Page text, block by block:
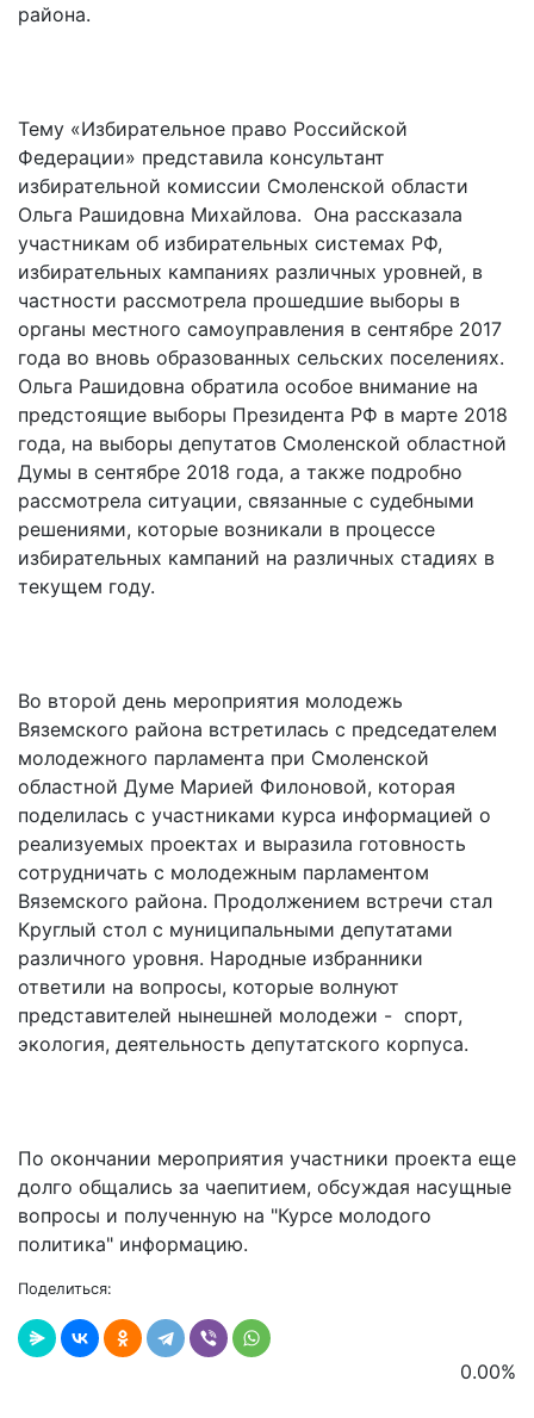
района.
Тему «Избирательное право Российской
Федерации» представила консультант
избирательной комиссии Смоленской области
Ольга Рашидовна Михайлова. Она рассказала
участникам об избирательных системах РФ,
избирательных кампаниях различных уровней, в
частности рассмотрела прошедшие выборы в
органы местного самоуправления в сентябре 2017
года во вновь образованных сельских поселениях.
Ольга Рашидовна обратила особое внимание на
предстоящие выборы Президента РФ в марте 2018
года, на выборы депутатов Смоленской областной
Думы в сентябре 2018 года, а также подробно
рассмотрела ситуации, связанные с судебными
решениями, которые возникали в процессе
избирательных кампаний на различных стадиях в
текущем году.
Во второй день мероприятия молодежь
Вяземского района встретилась с председателем
молодежного парламента при Смоленской
областной Думе Марией Филоновой, которая
поделилась с участниками курса информацией о
реализуемых проектах и выразила готовность
сотрудничать с молодежным парламентом
Вяземского района. Продолжением встречи стал
Круглый стол с муниципальными депутатами
различного уровня. Народные избранники
ответили на вопросы, которые волнуют
представителей нынешней молодежи - спорт,
экология, деятельность депутатского корпуса.
По окончании мероприятия участники проекта еще
долго общались за чаепитием, обсуждая насущные
вопросы и полученную на "Курсе молодого
политика" информацию.
Поделиться:
0.00%